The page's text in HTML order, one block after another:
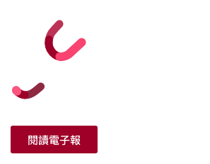
閱讀電子報